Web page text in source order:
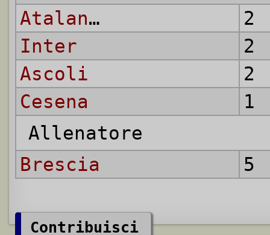
Atalanta
2
Inter
2
Ascoli
2
Cesena
1
Allenatore
Brescia
5
Contribuisci